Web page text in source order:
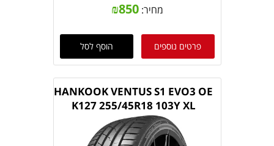
מחיר: ₪850
פרטים נוספים הוסף לסל
HANKOOK VENTUS S1 EVO3 OE
K127 255/45R18 103Y XL